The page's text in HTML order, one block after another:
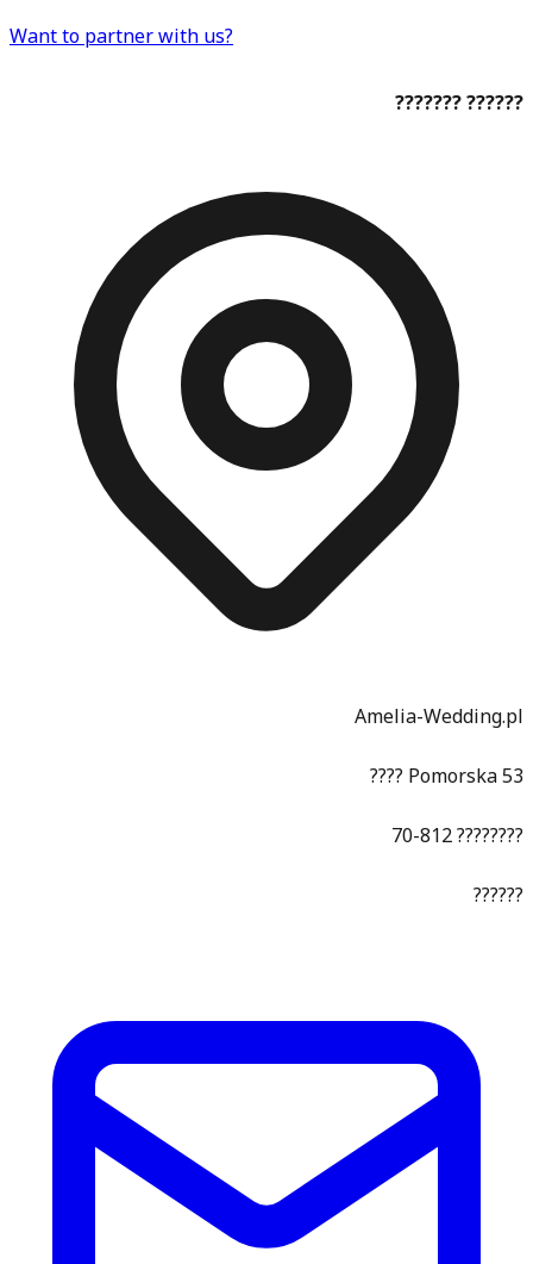
Want to partner with us?
??????? ??????
Amelia-Wedding.pl
???? Pomorska 53
70-812 ????????
??????